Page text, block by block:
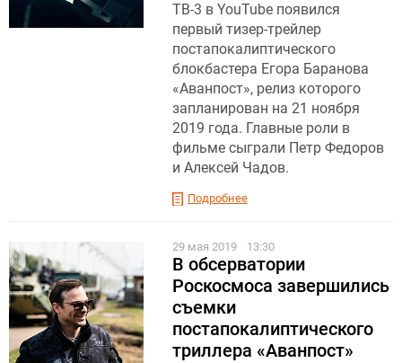
ТВ-3 в YouTube появился
первый тизер-трейлер
постапокалиптического
блокбастера Егора Баранова
«Аванпост», релиз которого
запланирован на 21 ноября
2019 года. Главные роли в
фильме сыграли Петр Федоров
и Алексей Чадов.
Подробнее
29 мая 2019 13:30
В обсерватории
Роскосмоса завершились
съемки
постапокалиптического
триллера «Аванпост»